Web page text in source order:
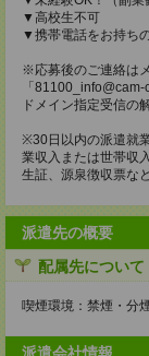
▼高校生不可
▼携帯電話をお持ち
※応募後のご連絡は
「
ドメイン指定受信の
※30日以内の派遣就
業収入または世帯収
生証、源泉徴収票な
派遣先の概要
配属先について
喫煙環境：禁煙・分